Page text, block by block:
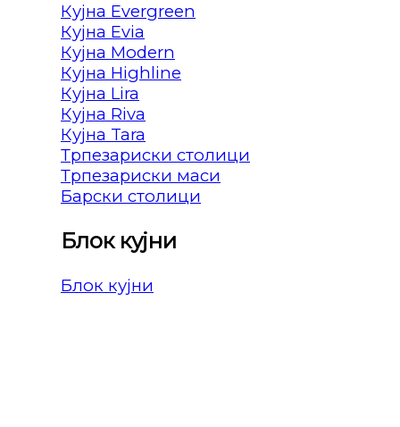
Кујна Evergreen
Кујна Evia
Кујна Modern
Кујна Highline
Кујна Lira
Кујна Riva
Кујна Tara
Трпезариски столици
Трпезариски маси
Барски столици
Блок кујни
Блок кујни